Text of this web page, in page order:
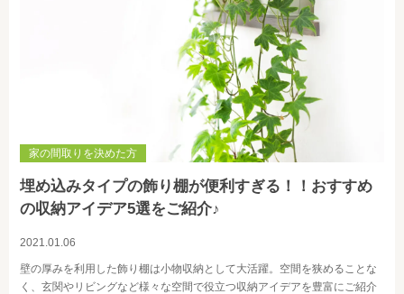
家の間取りを決めた方
埋め込みタイプの飾り棚が便利すぎる！！おすすめ
の収納アイデア5選をご紹介♪
2021.01.06
壁の厚みを利用した飾り棚は小物収納として大活躍。空間を狭めることな
く、玄関やリビングなど様々な空間で役立つ収納アイデアを豊富にご紹介